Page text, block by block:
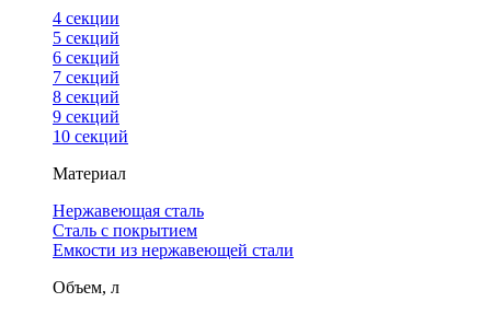
4 cекции
5 секций
6 секций
7 секций
8 секций
9 секций
10 секций
Материал
Нержавеющая сталь
Сталь с покрытием
Емкости из нержавеющей стали
Объем, л